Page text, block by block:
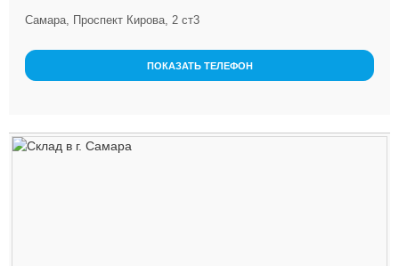
Самара, Проспект Кирова, 2 ст3
ПОКАЗАТЬ ТЕЛЕФОН